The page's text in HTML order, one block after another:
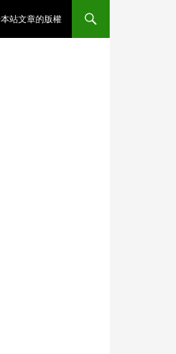
站文章的版權